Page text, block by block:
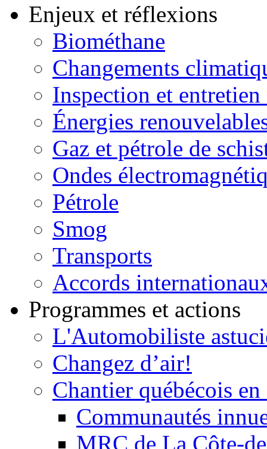
Enjeux et réflexions
Biométhane
Changements
Inspection et entretien
Énergies
Gaz et pétrole de
Ondes
Pétrole
Smog
Transports
Accords
Programmes et actions
L'Automobiliste
Changez d’air!
Chantier québécois
Communautés
MRC de La Côte-